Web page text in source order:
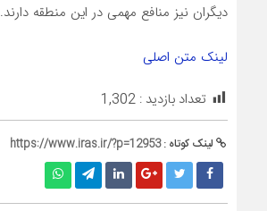
دیگران نیز منافع مهمی در این منطقه دارند.
لینک متن اصلی
تعداد بازدید : 1,302
لینک کوتاه :https://www.iras.ir/?p=12953